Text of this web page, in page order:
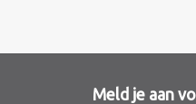
Meld je aan